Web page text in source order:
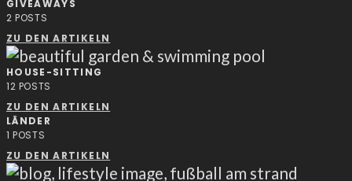
GIVEAWAYS
2 POSTS
ZU DEN ARTIKELN
HOUSE-SITTING
12 POSTS
ZU DEN ARTIKELN
LÄNDER
1 POSTS
ZU DEN ARTIKELN